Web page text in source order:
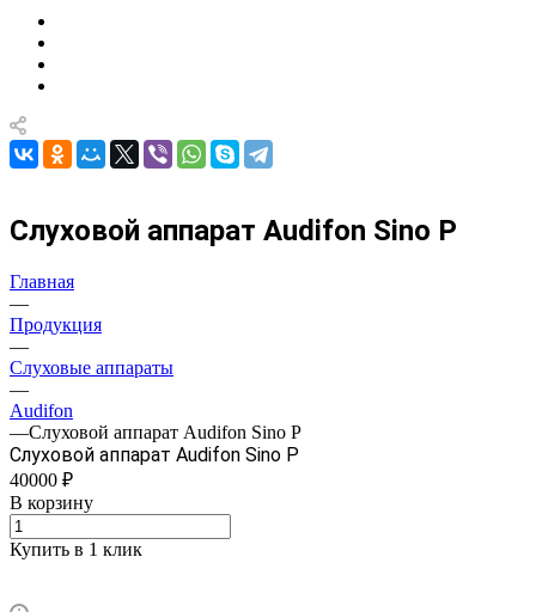
Слуховой аппарат Audifon Sino P
Главная
—
Продукция
—
Слуховые аппараты
—
Audifon
—Слуховой аппарат Audifon Sino P
Слуховой аппарат Audifon Sino P
40000 ₽
В корзину
Купить в 1 клик